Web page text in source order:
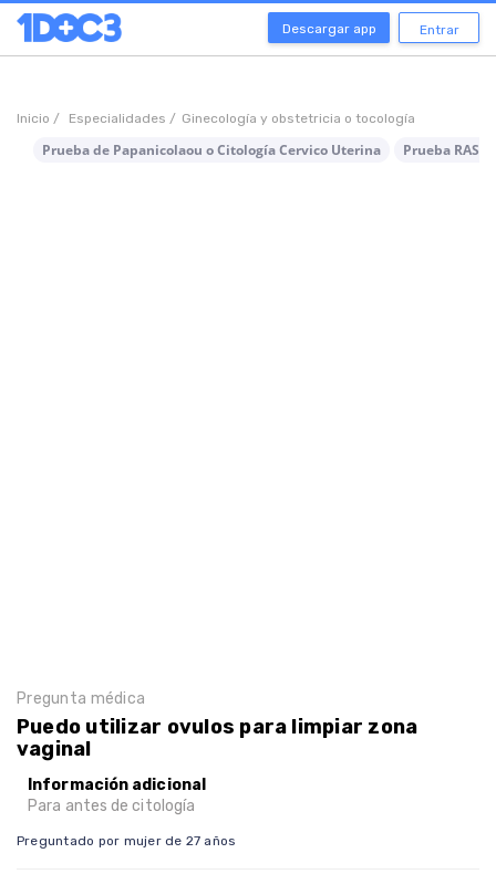
Descargar app Entrar
Inicio / Especialidades / Ginecología y obstetricia o tocología
Prueba de Papanicolaou o Citología Cervico Uterina Prueba
Pregunta médica
Puedo utilizar ovulos para limpiar zona
vaginal
Información adicional
Para antes de citología
Preguntado por mujer de 27 años